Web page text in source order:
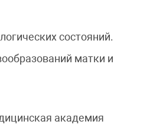
состояний.
матки и
академия